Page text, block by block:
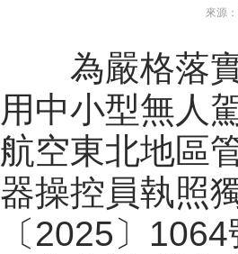
來源
為嚴格落
用中小型無人
航空東北地區
器操控員執照
〔2025〕